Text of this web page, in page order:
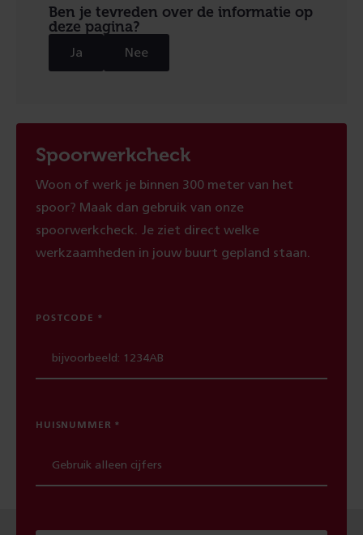
Ben je tevreden over de informatie op
deze pagina?
Ja Nee
Spoorwerkcheck
Woon of werk je binnen 300 meter van het
spoor? Maak dan gebruik van onze
spoorwerkcheck. Je ziet direct welke
werkzaamheden in jouw buurt gepland staan.
POSTCODE
HUISNUMMER